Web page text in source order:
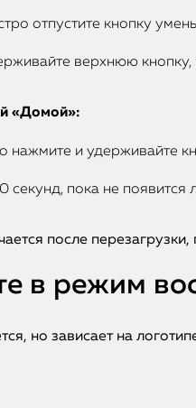
отпустите кнопку
верхнюю кнопку,
«Домой»:
нажмите и удерживайте
секунд, пока не появится
после
в режим
но зависает на